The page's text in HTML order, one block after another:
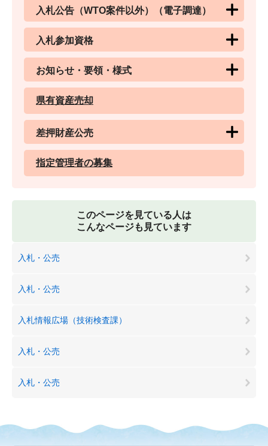
入札公告（WTO案件以外）（電子調達）
入札参加資格
お知らせ・要領・様式
県有資産売却
差押財産公売
指定管理者の募集
このページを見ている人は
こんなページも見ています
入札・公売
入札・公売
入札情報広場（技術検査課）
入札・公売
入札・公売